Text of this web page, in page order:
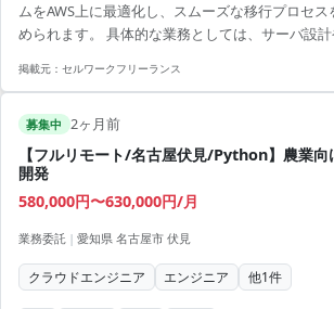
ムをAWS上に最適化し、スムーズな移行プロセ
められます。 具体的な業務としては、サーバ設
チームで進行するため、チームメンバーとの連携
AWSの専門性を活かし、大規模なクラウド移行プ
る ・リーダーシップを発揮し、チームを導く経
・リモート併用で柔軟な働き方が可能 ・最新...
掲載元： セルワークフリーランス
募集中 2ヶ月前
【フルリモート/名古屋伏見/Python】農業
開発
580,000円〜630,000円/月
業務委託 | 愛知県 名古屋市 伏見
クラウドエンジニア エンジニア 他1件